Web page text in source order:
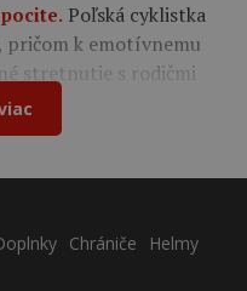
Poľská cyklistka
pričom k emotívnemu
stretnutie s rodičmi
Chrániče
Helmy